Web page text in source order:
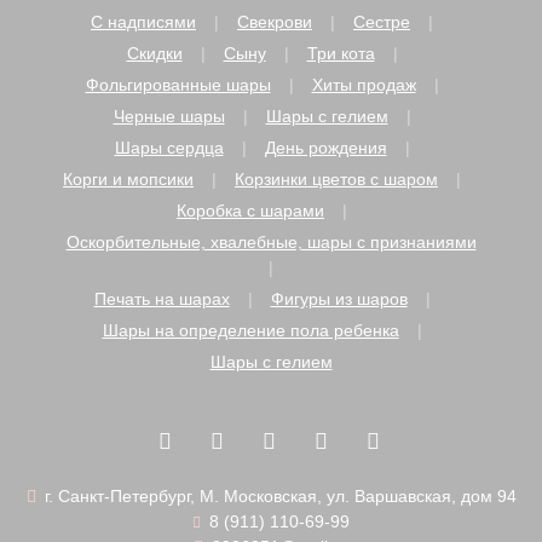
С надписями
Свекрови
Сестре
Скидки
Сыну
Три кота
Фольгированные шары
Хиты продаж
Черные шары
Шары с гелием
Шары сердца
День рождения
Корги и мопсики
Корзинки цветов с шаром
Коробка с шарами
Оскорбительные, хвалебные, шары с признаниями
Печать на шарах
Фигуры из шаров
Шары на определение пола ребенка
Шары с гелием
г. Санкт-Петербург, М. Московская, ул. Варшавская, дом 94
8 (911) 110-69-99